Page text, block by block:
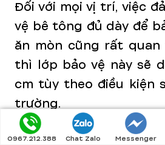
Đối với mọi vị trí, việc
vệ bê tông đủ dày để
ăn mòn cũng rất quan
thì lớp bảo vệ này sẽ
cm tùy theo điều kiện
trường.
0967.212.388 Chat Zalo Messenger